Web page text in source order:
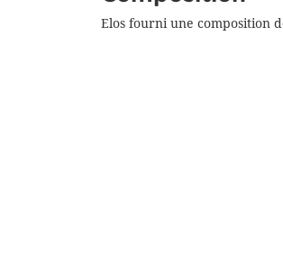
Elos fourni une composition